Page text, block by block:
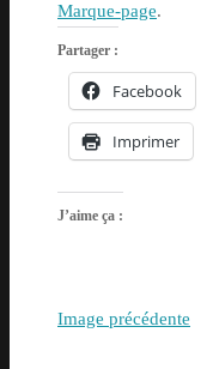
Marque-page.
Partager :
Facebook
Imprimer
J’aime ça :
Image précédente